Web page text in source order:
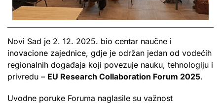
Novi Sad je 2. 12. 2025. bio centar naučne i
inovacione zajednice, gdje je održan jedan od vodećih
regionalnih događaja koji povezuje nauku, tehnologiju i
privredu – EU Research Collaboration Forum 2025.
Uvodne poruke Foruma naglasile su važnost